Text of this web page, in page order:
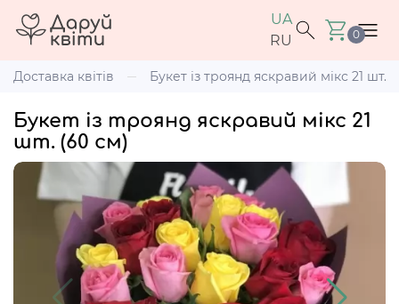
UA
RU
0
Доставка квітів Букет із троянд яскравий мікс 21 шт.
Букет із троянд яскравий мікс 21
шт. (60 см)